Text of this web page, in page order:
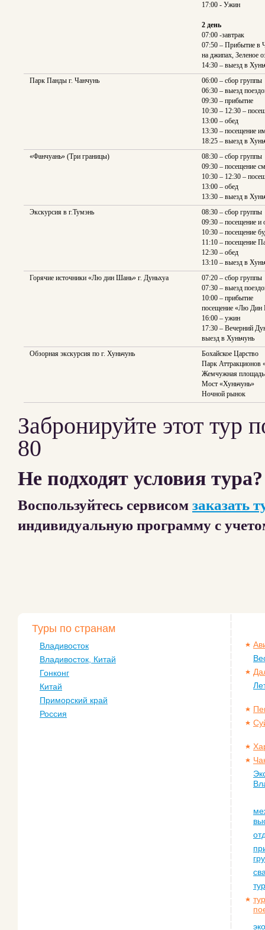
17:00 - Ужин
2 день
07:00 -завтрак
07:50 – Прибытие в
на джипах, Зеленое
14:30 – выезд в
Парк Панды г. Чанчунь
06:00 – сбор группы
06:30 – выезд
09:30 – прибытие
10:30 – 12:30 –
13:00 – обед
13:30 – посещение
18:25 – выезд в
«Фанчуань» (Три границы)
08:30 – сбор группы
09:30 – посещение
10:30 – 12:30 –
13:00 – обед
13:30 – выезд в
Экскурсия в г.Тумэнь
08:30 – сбор группы
09:30 – посещение и
10:30 – посещение
11:10 – посещение
12:30 – обед
13:10 – выезд в
Горячие источники «Лю дин Шань» г. Дуньхуа
07:20 – сбор группы
07:30 – выезд
10:00 – прибытие
посещение «Лю Дин
16:00 – ужин
17:30 – Вечерний
выезд в Хуньчунь
Обзорная экскурсия по г. Хуньчунь
Бохайское Царство
Парк Аттракционов
Жемчужная площадь
Мост «Хуньчунь»
Ночной рынок
Забронируйте этот тур
80
Не подходят условия тура?
Воспользуйтесь сервисом заказать
индивидуальную программу с
Туры по странам
Владивосток
Владивосток, Китай
Гонконг
Китай
Приморский край
Россия